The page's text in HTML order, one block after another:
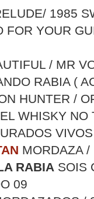
1985
FOR YOUR
/ MR
RABIA (
HUNTER /
WHISKY NO
MORDAZA
RABIA SOIS
09